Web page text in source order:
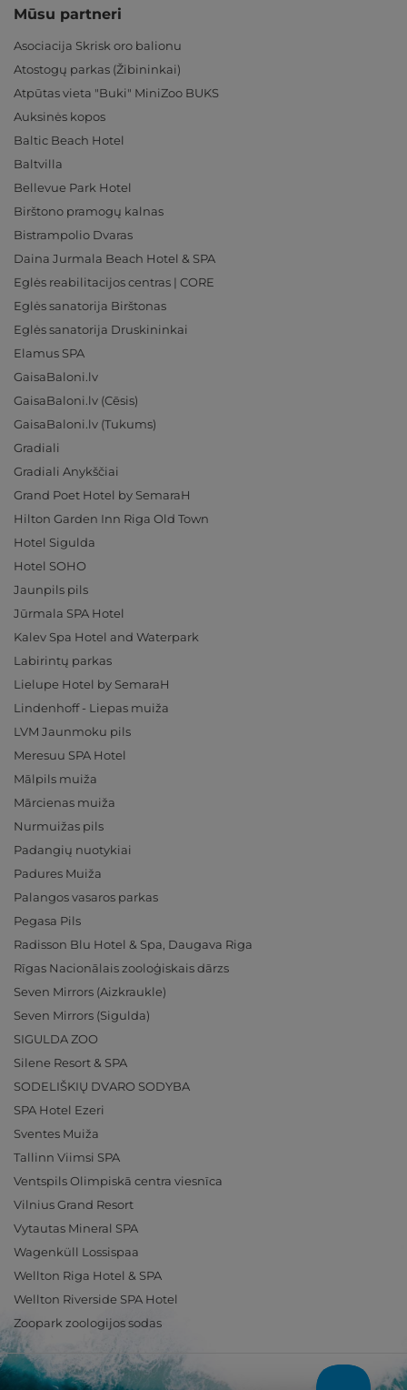
Mūsu partneri
Asociacija Skrisk oro balionu
Atostogų parkas (Žibininkai)
Atpūtas vieta "Buki" MiniZoo BUKS
Auksinės kopos
Baltic Beach Hotel
Baltvilla
Bellevue Park Hotel
Birštono pramogų kalnas
Bistrampolio Dvaras
Daina Jurmala Beach Hotel & SPA
Eglės reabilitacijos centras | CORE
Eglės sanatorija Birštonas
Eglės sanatorija Druskininkai
Elamus SPA
GaisaBaloni.lv
GaisaBaloni.lv (Cēsis)
GaisaBaloni.lv (Tukums)
Gradiali
Gradiali Anykščiai
Grand Poet Hotel by SemaraH
Hilton Garden Inn Riga Old Town
Hotel Sigulda
Hotel SOHO
Jaunpils pils
Jūrmala SPA Hotel
Kalev Spa Hotel and Waterpark
Labirintų parkas
Lielupe Hotel by SemaraH
Lindenhoff - Liepas muiža
LVM Jaunmoku pils
Meresuu SPA Hotel
Mālpils muiža
Mārcienas muiža
Nurmuižas pils
Padangių nuotykiai
Padures Muiža
Palangos vasaros parkas
Pegasa Pils
Radisson Blu Hotel & Spa, Daugava Riga
Rīgas Nacionālais zooloģiskais dārzs
Seven Mirrors (Aizkraukle)
Seven Mirrors (Sigulda)
SIGULDA ZOO
Silene Resort & SPA
SODELIŠKIŲ DVARO SODYBA
SPA Hotel Ezeri
Sventes Muiža
Tallinn Viimsi SPA
Ventspils Olimpiskā centra viesnīca
Vilnius Grand Resort
Vytautas Mineral SPA
Wagenküll Lossispaa
Wellton Riga Hotel & SPA
Wellton Riverside SPA Hotel
Zoopark zoologijos sodas